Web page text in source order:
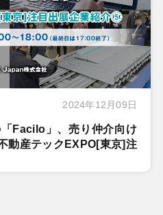
2024年12月09日
Facilo」、売り仲介向け
動産テックEXPO[東京]注